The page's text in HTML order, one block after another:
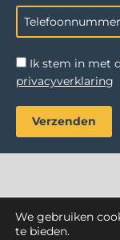
Ik stem in met
privacyverklaring
AZ Reiniging. Alle
We gebruiken
te bieden.